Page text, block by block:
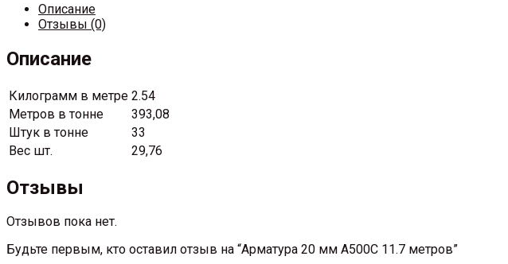
Описание
Отзывы (0)
Описание
Килограмм в метре 2.54
Метров в тонне
393,08
Штук в тонне
33
Вес шт.
29,76
Отзывы
Отзывов пока нет.
Будьте первым, кто оставил отзыв на “Арматура 20 мм А500С 11.7 метров”